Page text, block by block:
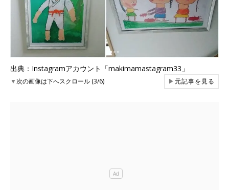
出典：Instagramアカウント「makimamastagram33」
▼次の画像は下へスクロール (3/6) ▶元記事を見る